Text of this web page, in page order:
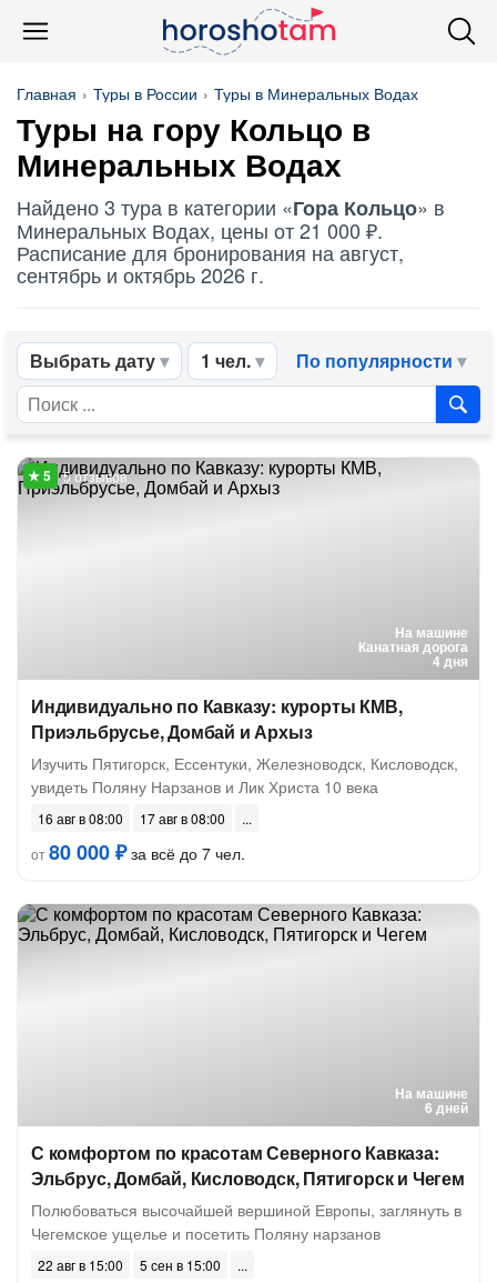
Главная Туры в России Туры в Минеральных Водах
Туры на гору Кольцо в
Минеральных Водах
Найдено 3 тура в категории «Гора Кольцо» в
Минеральных Водах, цены от 21 000 ₽.
Расписание для бронирования на август,
сентябрь и октябрь 2026 г.
Выбрать дату 1 чел. По популярности
На машине
Канатная дорога
4 дня
5 отзывов
Индивидуально по Кавказу: курорты КМВ,
Приэльбрусье, Домбай и Архыз
Изучить Пятигорск, Ессентуки, Железноводск, Кисловодск,
увидеть Поляну Нарзанов и Лик Христа 10 века
16 авг в 08:00
17 авг в 08:00
от80 000 ₽за всё до 7 чел.
На машине
6 дней
С комфортом по красотам Северного Кавказа:
Эльбрус, Домбай, Кисловодск, Пятигорск и Чегем
Полюбоваться высочайшей вершиной Европы, заглянуть в
Чегемское ущелье и посетить Поляну нарзанов
22 авг в 15:00 5 сен в 15:00